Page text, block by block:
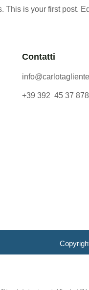
This is your first post.
Contatti
+39 392 45 37 878